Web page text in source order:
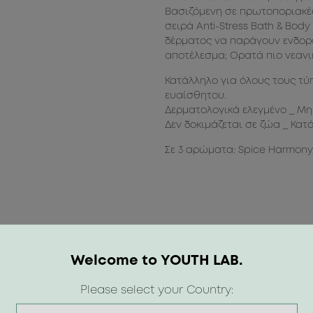
Βασιζόμενη σε
σειρά Anti-Stress Bath & Body
δέρματος να παράγουν
αποτέλεσμα; Ορατά πιο
Κατάλληλο για όλους τους
ευαίσθητου.
Δερματολογικά ελεγμένο _
Δεν δοκιμάζεται σε ζώα _
Σε 3 αρώματα: Spice
Welcome to YOUTH LAB.
Please select your Country: